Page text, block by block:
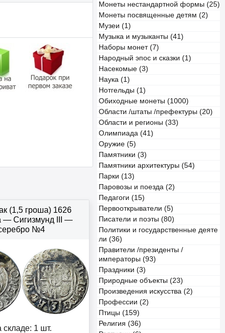
Монеты нестандартной формы (25)
Монеты посвященные детям (2)
Музеи (1)
Музыка и музыканты (41)
Наборы монет (7)
Народный эпос и сказки (1)
Насекомые (3)
Наука (1)
Нотгельды (1)
Обиходные монеты (1000)
Области /штаты /префектуры (20)
Области и регионы (33)
Олимпиада (41)
Оружие (5)
Памятники (3)
Памятники архитектуры (54)
Парки (13)
Паровозы и поезда (2)
Педагоги (15)
Первооткрыватели (5)
Писатели и поэты (80)
Политики и государственные деяте
ли (36)
Правители /президенты /
императоры (93)
Праздники (3)
Природные объекты (23)
Произведения искусства (2)
Профессии (2)
Птицы (159)
Религия (36)
(1,5 гроша) 1626
— Сигизмунд III —
№4
складе: 1 шт.